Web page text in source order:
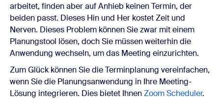
arbeitet, finden aber auf Anhieb keinen Termin, der
beiden passt. Dieses Hin und Her kostet Zeit und
Nerven. Dieses Problem können Sie zwar mit einem
Planungstool lösen, doch Sie müssen weiterhin die
Anwendung wechseln, um das Meeting einzurichten.
Zum Glück können Sie die Terminplanung vereinfachen,
wenn Sie die Planungsanwendung in Ihre Meeting-
Lösung integrieren. Dies bietet IhnenZoom Scheduler.